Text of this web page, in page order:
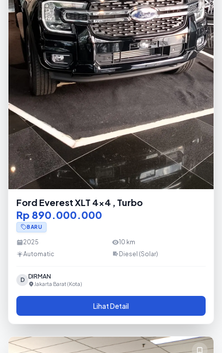
Ford Everest XLT 4x4 , Turbo
Rp 890.000.000
BARU
2025 10 km
Automatic
Diesel (Solar)
D DIRMAN
Jakarta Barat (Kota)
Lihat Detail